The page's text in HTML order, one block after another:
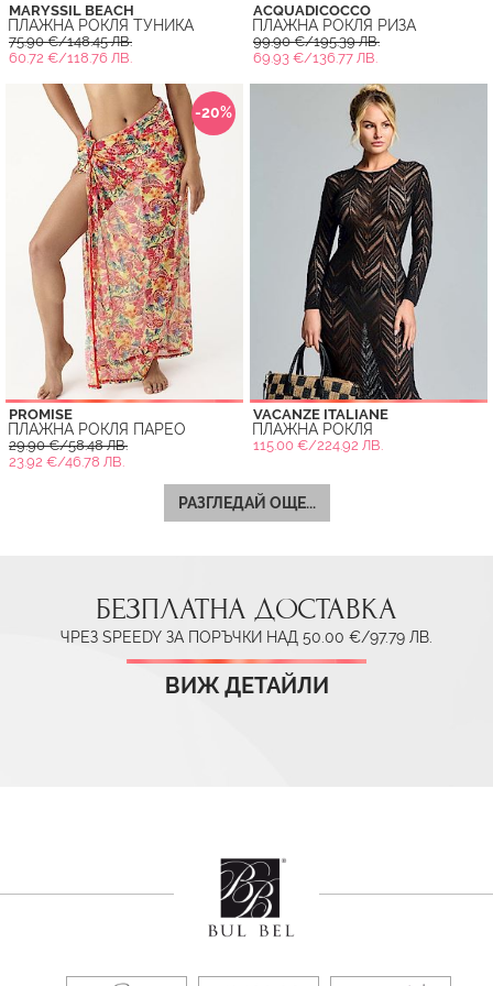
MARYSSIL BEACH
ПЛАЖНА РОКЛЯ ТУНИКА
75.90 €/148.45 ЛВ.
60.72 €/118.76 ЛВ.
ACQUADICOCCO
ПЛАЖНА РОКЛЯ РИЗА
99.90 €/195.39 ЛВ.
69.93 €/136.77 ЛВ.
-20%
PROMISE
ПЛАЖНА РОКЛЯ ПАРЕО
29.90 €/58.48 ЛВ.
23.92 €/46.78 ЛВ.
VACANZE ITALIANE
ПЛАЖНА РОКЛЯ
115.00 €/224.92 ЛВ.
РАЗГЛЕДАЙ ОЩЕ...
БЕЗПЛАТНА ДОСТАВКА
ЧРЕЗ SPEEDY ЗА ПОРЪЧКИ НАД 50.00 €/97.79 ЛВ.
ВИЖ ДЕТАЙЛИ